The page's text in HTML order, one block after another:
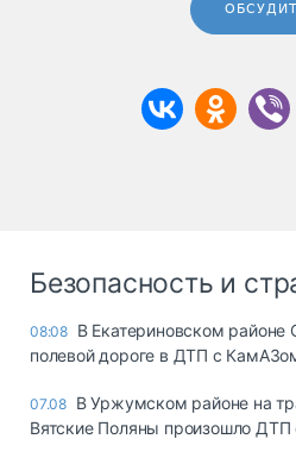
Безопасность и
08:08 В Екатериновском районе
полевой дороге в ДТП с
07.08 В Уржумском районе на
Вятские Поляны произошло ДТП